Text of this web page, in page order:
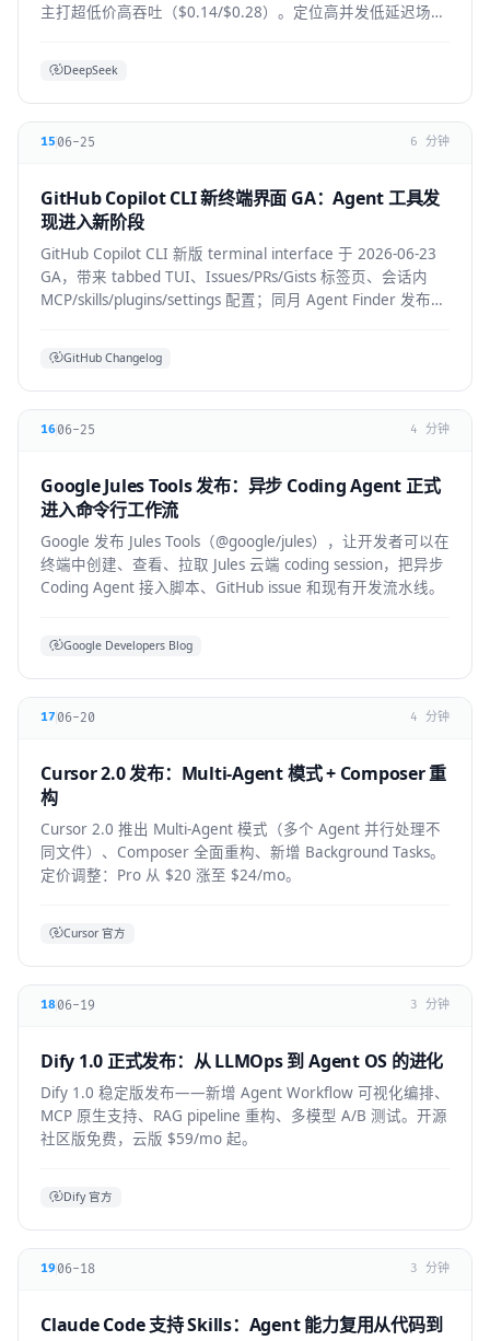
主打超低价高吞吐（$0.14/$0.28）。定位高并发低延迟场
DeepSeek
15 06-25 6 分钟
GitHub Copilot CLI 新终端界面 GA：Agent 工具发
现进入新阶段
GitHub Copilot CLI 新版 terminal interface 于 2026-06-23
GA，带来 tabbed TUI、Issues/PRs/Gists 标签页、会话内
MCP/skills/plugins/settings 配置；同月 Agent Finder 发布，
GitHub Changelog
1606-25 4 分钟
Google Jules Tools 发布：异步 Coding Agent 正式
进入命令行工作流
Google 发布 Jules Tools（@google/jules），让开发者可以在
终端中创建、查看、拉取 Jules 云端 coding session，把异步
Coding Agent 接入脚本、GitHub issue 和现有开发流水线。
Google Developers Blog
17 06-20 4 分钟
Cursor 2.0 发布：Multi-Agent 模式 + Composer 重
构
Cursor 2.0 推出 Multi-Agent 模式（多个 Agent 并行处理不
同文件）、Composer 全面重构、新增 Background Tasks。
定价调整：Pro 从 $20 涨至 $24/mo。
Cursor 官方
1806-19 3 分钟
Dify 1.0 正式发布：从 LLMOps 到 Agent OS 的进化
Dify 1.0 稳定版发布——新增 Agent Workflow 可视化编排、
MCP 原生支持、RAG pipeline 重构、多模型 A/B 测试。开源
社区版免费，云版 $59/mo 起。
Dify 官方
1906-18 3 分钟
Claude Code 支持 Skills：Agent 能力复用从代码到